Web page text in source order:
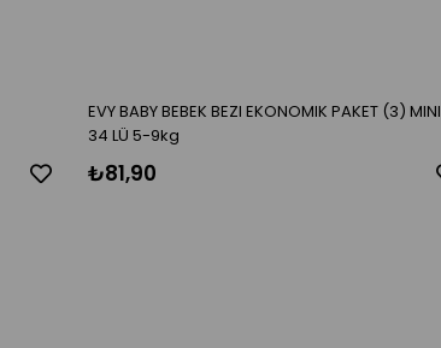
EVY BABY BEBEK BEZI EKONOMIK PAKET (3) MINI
34 LÜ 5-9kg
₺81,90